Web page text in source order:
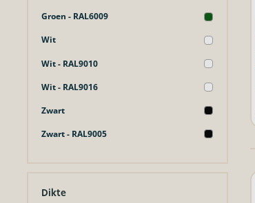
Groen - RAL6009
Wit
Wit - RAL9010
Wit - RAL9016
Zwart
Zwart - RAL9005
Dikte